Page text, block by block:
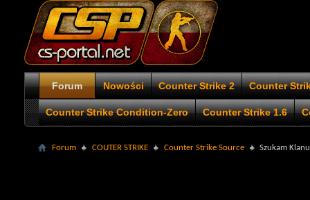
Forum Nowości Counter Strike 2 Counter
Counter Strike Condition-Zero Counter Strike 1.6
Forum COUTER STRIKE Counter Strike Source Szukam